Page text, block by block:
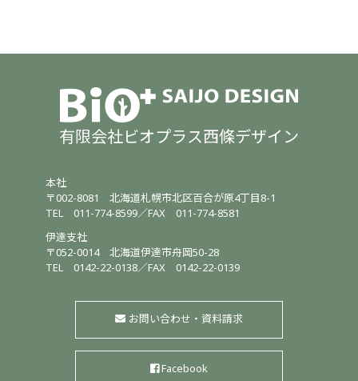
有限会社ビオプラス西條デザイン
本社
〒002-8081北海道札幌市北区百合が原4丁目8-1
TEL011-774-8599／FAX 011-774-8581
伊達支社
〒052-0014北海道伊達市舟岡50-28
TEL0142-22-0138／FAX 0142-22-0139
お問い合わせ・資料請求
Facebook